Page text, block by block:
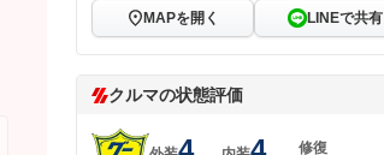
MAPを開く LINEで共有
クルマの状態評価
修復